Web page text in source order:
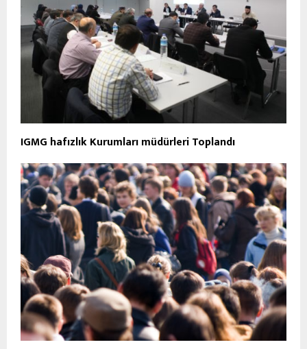
IGMG hafızlık Kurumları müdürleri Toplandı